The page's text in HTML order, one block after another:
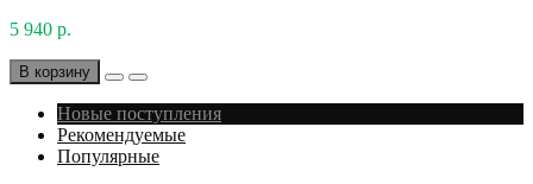
5 940 р.
В корзину
Новые поступления
Рекомендуемые
Популярные